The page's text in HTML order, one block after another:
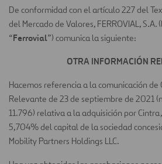
De conformidad con el artículo 227 del
del Mercado de Valores, FERROVIAL, S.A.
“Ferrovial”) comunica la siguiente:
OTRA INFORMACIÓN
Hacemos referencia a la comunicación
Relevante de 23 de septiembre de 2021
11.796) relativa a la adquisición por
5,704% del capital de la sociedad
Mobility Partners Holdings LLC.